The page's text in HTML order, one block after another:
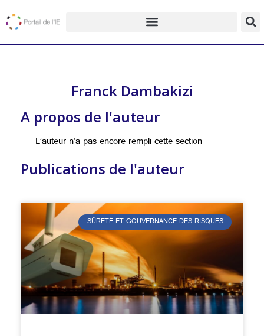
Franck Dambakizi
A propos de l'auteur
L’auteur n’a pas encore rempli cette section
Publications de l'auteur
SÛRETÉ ET GOUVERNANCE DES RISQUES